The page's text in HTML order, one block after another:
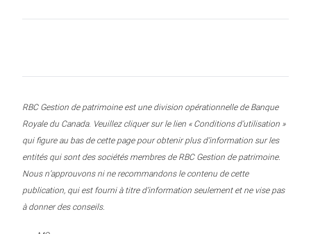
RBC Gestion de patrimoine est une division opérationnelle de Banque
Royale du Canada. Veuillez cliquer sur le lien « Conditions d’utilisation »
qui figure au bas de cette page pour obtenir plus d’information sur les
entités qui sont des sociétés membres de RBC Gestion de patrimoine.
Nous n’approuvons ni ne recommandons le contenu de cette
publication, qui est fourni à titre d’information seulement et ne vise pas
à donner des conseils.